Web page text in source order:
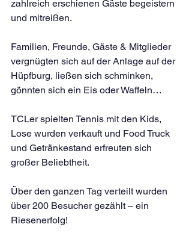
zahlreich erschienen Gäste begeistern
und mitreißen.
Familien, Freunde, Gäste & Mitglieder
vergnügten sich auf der Anlage auf der
Hüpfburg, ließen sich schminken,
gönnten sich ein Eis oder Waffeln…
TCLer spielten Tennis mit den Kids,
Lose wurden verkauft und Food Truck
und Getränkestand erfreuten sich
großer Beliebtheit.
Über den ganzen Tag verteilt wurden
über 200 Besucher gezählt – ein
Riesenerfolg!